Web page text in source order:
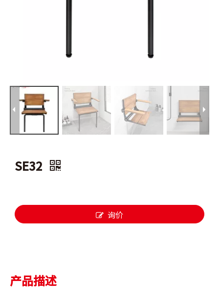
SE32
询价
产品描述